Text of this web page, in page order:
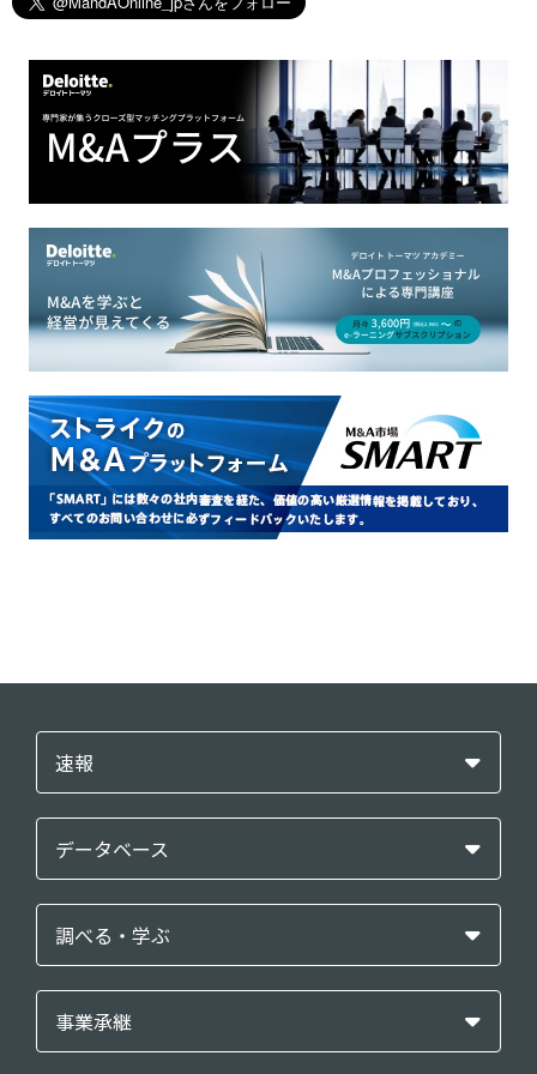
速報
データベース
調べる・学ぶ
事業承継